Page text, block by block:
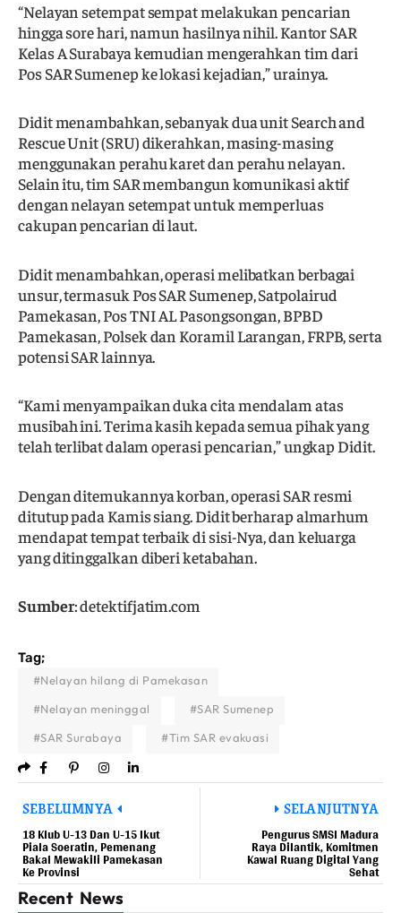
“Nelayan setempat sempat melakukan pencarian
hingga sore hari, namun hasilnya nihil. Kantor SAR
Kelas A Surabaya kemudian mengerahkan tim dari
Pos SAR Sumenep ke lokasi kejadian,” urainya.
Didit menambahkan, sebanyak dua unit Search and
Rescue Unit (SRU) dikerahkan, masing-masing
menggunakan perahu karet dan perahu nelayan.
Selain itu, tim SAR membangun komunikasi aktif
dengan nelayan setempat untuk memperluas
cakupan pencarian di laut.
Didit menambahkan, operasi melibatkan berbagai
unsur, termasuk Pos SAR Sumenep, Satpolairud
Pamekasan, Pos TNI AL Pasongsongan, BPBD
Pamekasan, Polsek dan Koramil Larangan, FRPB, serta
potensi SAR lainnya.
“Kami menyampaikan duka cita mendalam atas
musibah ini. Terima kasih kepada semua pihak yang
telah terlibat dalam operasi pencarian,” ungkap Didit.
Dengan ditemukannya korban, operasi SAR resmi
ditutup pada Kamis siang. Didit berharap almarhum
mendapat tempat terbaik di sisi-Nya, dan keluarga
yang ditinggalkan diberi ketabahan.
Sumber: detektifjatim.com
Tag;
#Nelayan hilang di Pamekasan
#Nelayan meninggal
#SAR Sumenep
#SAR Surabaya
#Tim SAR evakuasi
SEBELUMNYA
18 Klub U-13 Dan U-15 Ikut
Piala Soeratin, Pemenang
Bakal Mewakili Pamekasan
Ke Provinsi
SELANJUTNYA
Pengurus SMSI Madura
Raya Dilantik, Komitmen
Kawal Ruang Digital Yang
Sehat
Recent News